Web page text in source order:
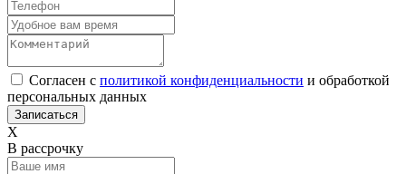
Согласен с политикой конфиденциальности и обработкой
персональных данных
Х
В рассрочку